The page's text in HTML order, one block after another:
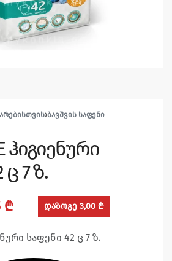
›ᲑᲐᲕᲨᲕᲘᲡ ᲡᲐᲤᲔᲜᲘ
ჰიგიენური
ც 7 ზ.
₾ დაზოგე 3,00 ₾
საფენი 42 ც 7 ზ.